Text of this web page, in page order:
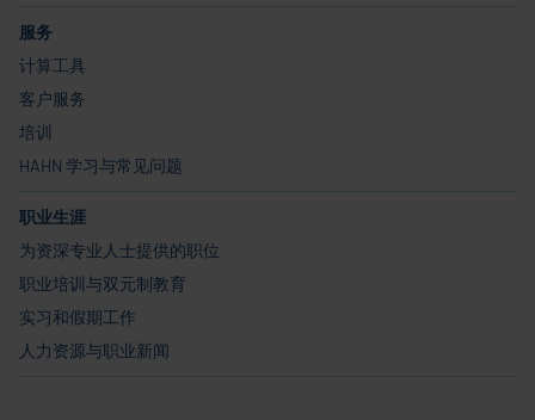
服务
计算工具
客户服务
培训
HAHN 学习与常见问题
职业生涯
为资深专业人士提供的职位
职业培训与双元制教育
实习和假期工作
人力资源与职业新闻